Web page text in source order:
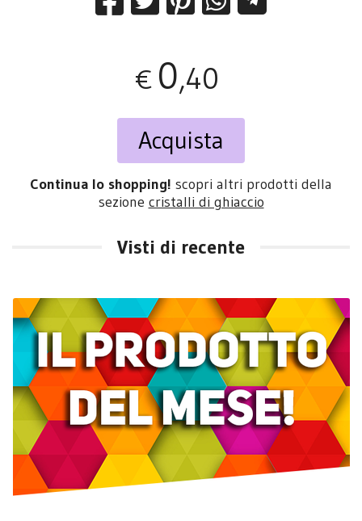
€ 0,40
Acquista
Continua lo shopping! scopri altri prodotti della
sezione cristalli di ghiaccio
Visti di recente